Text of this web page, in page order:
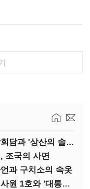
[뉴스토마토프라임] 한미 정상회담과 '상산의 솔연'
조국의 사면
과 구치소의 속옷
[뉴스토마토프라임] 자칭 영업사원 1호와 '대통령 집무실 사우나'